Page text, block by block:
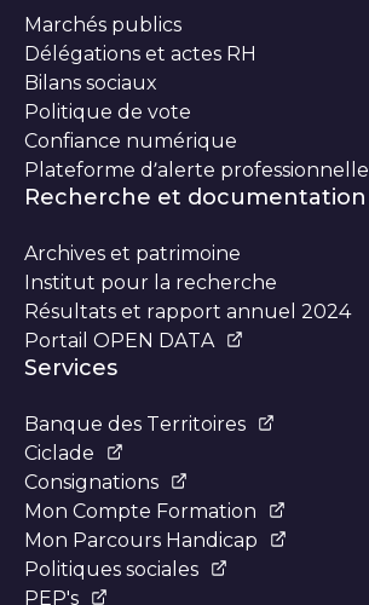
Marchés publics
Délégations et actes RH
Bilans sociaux
Politique de vote
Confiance numérique
Plateforme d’alerte professionnelle
Recherche et documentation
Archives et patrimoine
Institut pour la recherche
Résultats et rapport annuel 2024
Portail OPEN DATA
Services
Banque des Territoires
Ciclade
Consignations
Mon Compte Formation
Mon Parcours Handicap
Politiques sociales
PEP's